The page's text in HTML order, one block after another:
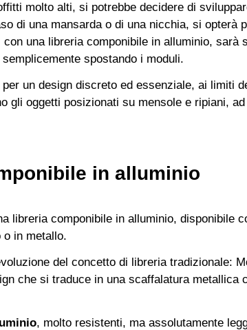
molto alti, si potrebbe decidere di
di una mansarda o di una nicchia, si opterà
una libreria componibile in alluminio, sarà
spostando i moduli.
un design discreto ed essenziale, ai limiti
gli oggetti posizionati su mensole e ripiani,
in alluminio
libreria componibile in alluminio, disponibile
o in metallo.
del concetto di libreria tradizionale:
che si traduce in una scaffalatura metallica
, molto resistenti, ma assolutamente